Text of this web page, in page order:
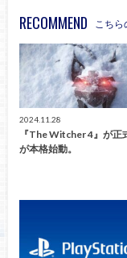
RECOMMEND こちら
2024.11.28
『The Witcher 4』が正
が本格始動。